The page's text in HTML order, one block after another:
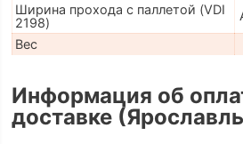
Ширина прохода с паллетой (VDI
2198)
Вес
Информация об
доставке